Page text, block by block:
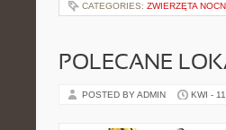
CATEGORIES: ZWIERZĘTA
POLECANE
POSTED BY ADMIN KWI -